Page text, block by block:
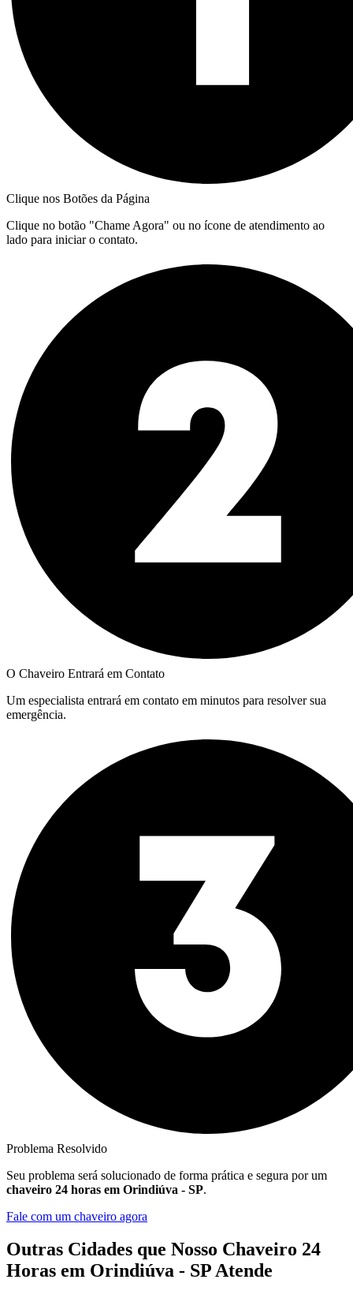
Clique nos Botões da Página
Clique no botão "Chame Agora" ou no ícone de atendimento ao
lado para iniciar o contato.
O Chaveiro Entrará em Contato
Um especialista entrará em contato em minutos para resolver sua
emergência.
Problema Resolvido
Seu problema será solucionado de forma prática e segura por um
chaveiro 24 horas em Orindiúva - SP.
Fale com um chaveiro agora
Outras Cidades que Nosso Chaveiro 24
Horas em Orindiúva - SP Atende